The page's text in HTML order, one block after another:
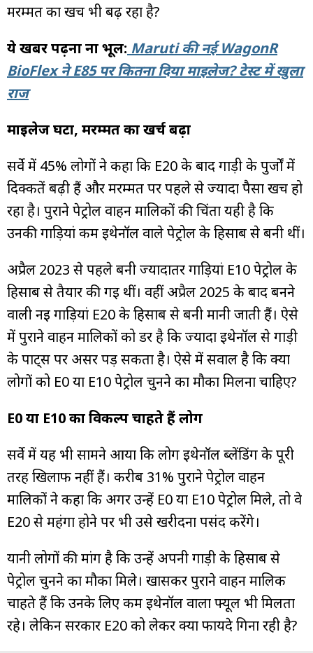
मरम्मत का खर्च भी बढ़ रहा है?
ये खबर पढ़ना ना भूलें: Maruti की नई WagonR
BioFlex ने E85 पर कितना दिया माइलेज? टेस्ट में खुला
राज
माइलेज घटा, मरम्मत का खर्च बढ़ा
सर्वे में 45% लोगों ने कहा कि E20 के बाद गाड़ी के पुर्जों में
दिक्कतें बढ़ी हैं और मरम्मत पर पहले से ज्यादा पैसा खर्च हो
रहा है। पुराने पेट्रोल वाहन मालिकों की चिंता यही है कि
उनकी गाड़ियां कम इथेनॉल वाले पेट्रोल के हिसाब से बनी थीं।
अप्रैल 2023 से पहले बनी ज्यादातर गाड़ियां E10 पेट्रोल के
हिसाब से तैयार की गई थीं। वहीं अप्रैल 2025 के बाद बनने
वाली नई गाड़ियां E20 के हिसाब से बनी मानी जाती हैं। ऐसे
में पुराने वाहन मालिकों को डर है कि ज्यादा इथेनॉल से गाड़ी
के पार्ट्स पर असर पड़ सकता है। ऐसे में सवाल है कि क्या
लोगों को E0 या E10 पेट्रोल चुनने का मौका मिलना चाहिए?
E0 या E10 का विकल्प चाहते हैं लोग
सर्वे में यह भी सामने आया कि लोग इथेनॉल ब्लेंडिंग के पूरी
तरह खिलाफ नहीं हैं। करीब 31% पुराने पेट्रोल वाहन
मालिकों ने कहा कि अगर उन्हें E0 या E10 पेट्रोल मिले, तो वे
E20 से महंगा होने पर भी उसे खरीदना पसंद करेंगे।
यानी लोगों की मांग है कि उन्हें अपनी गाड़ी के हिसाब से
पेट्रोल चुनने का मौका मिले। खासकर पुराने वाहन मालिक
चाहते हैं कि उनके लिए कम इथेनॉल वाला फ्यूल भी मिलता
रहे। लेकिन सरकार E20 को लेकर क्या फायदे गिना रही है?